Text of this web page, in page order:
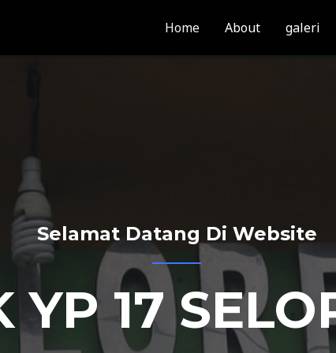
Home About galeri
Selamat Datang Di Website
YP 17